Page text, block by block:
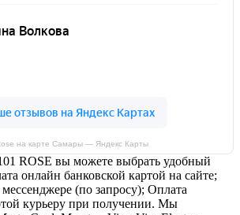
на карте Самары — Яндекс Карты
ROSE вы можете выбрать удобный
онлайн банковской картой на сайте;
(по запросу); Оплата
курьеру при получении. Мы